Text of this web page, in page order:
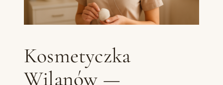
Kosmetyczka
Wilanów —